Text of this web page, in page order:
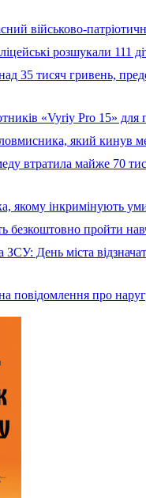
військово-
розшукали 111
35 тисяч гривень,
«Vyriy Pro 15» для
який кинув
втратила майже 70
якому інкримінують
безкоштовно пройти
День міста
повідомлення про